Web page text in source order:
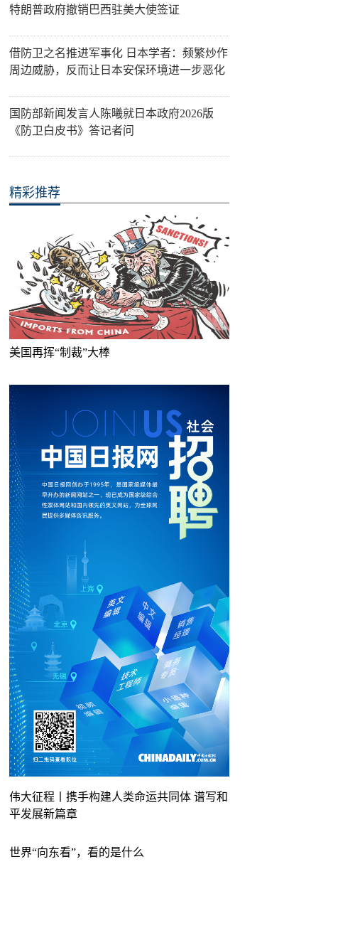
特朗普政府撤销巴西驻美大使签证
借防卫之名推进军事化 日本学者：频繁炒作
周边威胁，反而让日本安保环境进一步恶化
国防部新闻发言人陈曦就日本政府2026版
《防卫白皮书》答记者问
精彩推荐
美国再挥“制裁”大棒
伟大征程丨携手构建人类命运共同体 谱写和
平发展新篇章
世界“向东看”，看的是什么